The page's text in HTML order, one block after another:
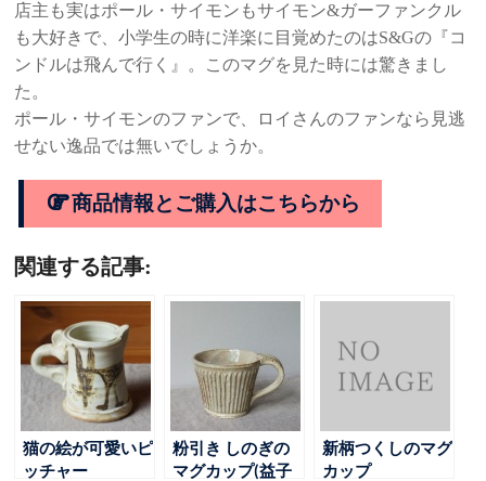
店主も実はポール・サイモンもサイモン&ガーファンクル
も大好きで、小学生の時に洋楽に目覚めたのはS&Gの『コ
ンドルは飛んで行く』。このマグを見た時には驚きまし
た。
ポール・サイモンのファンで、ロイさんのファンなら見逃
せない逸品では無いでしょうか。
商品情報とご購入はこちらから
関連する記事:
猫の絵が可愛いピ
ッチャー
粉引き しのぎの
マグカップ(益子
新柄つくしのマグ
カップ